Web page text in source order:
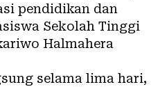
pendidikan dan
Sekolah Tinggi
Halmahera
selama lima hari,